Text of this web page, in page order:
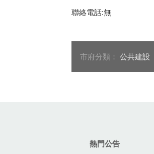
聯絡電話:無
市府分類： 公共建設
熱門公告